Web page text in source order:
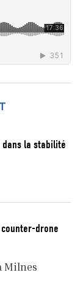
dans la stabilité
drone
Milnes